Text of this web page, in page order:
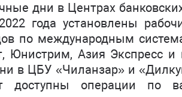
дни в Центрах
года установлены
по международным
Юнистрим, Азия Экспресс
в ЦБУ «Чиланзар» и
доступны операции по